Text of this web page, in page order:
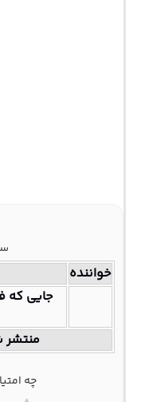
خواننده
جایی که
چه